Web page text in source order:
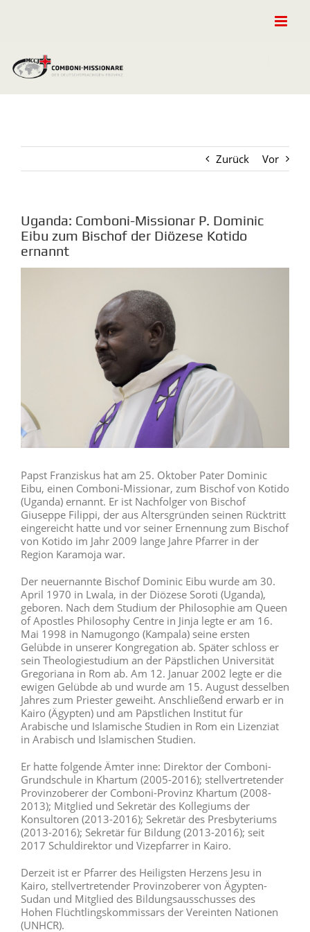
Zurück Vor
Uganda: Comboni-Missionar P. Dominic
Eibu zum Bischof der Diözese Kotido
ernannt
Papst Franziskus hat am 25. Oktober Pater Dominic
Eibu, einen Comboni-Missionar, zum Bischof von Kotido
(Uganda) ernannt. Er ist Nachfolger von Bischof
Giuseppe Filippi, der aus Altersgründen seinen Rücktritt
eingereicht hatte und vor seiner Ernennung zum Bischof
von Kotido im Jahr 2009 lange Jahre Pfarrer in der
Region Karamoja war.
Der neuernannte Bischof Dominic Eibu wurde am 30.
April 1970 in Lwala, in der Diözese Soroti (Uganda),
geboren. Nach dem Studium der Philosophie am Queen
of Apostles Philosophy Centre in Jinja legte er am 16.
Mai 1998 in Namugongo (Kampala) seine ersten
Gelübde in unserer Kongregation ab. Später schloss er
sein Theologiestudium an der Päpstlichen Universität
Gregoriana in Rom ab. Am 12. Januar 2002 legte er die
ewigen Gelübde ab und wurde am 15. August desselben
Jahres zum Priester geweiht. Anschließend erwarb er in
Kairo (Ägypten) und am Päpstlichen Institut für
Arabische und Islamische Studien in Rom ein Lizenziat
in Arabisch und Islamischen Studien.
Er hatte folgende Ämter inne: Direktor der Comboni-
Grundschule in Khartum (2005-2016); stellvertretender
Provinzoberer der Comboni-Provinz Khartum (2008-
2013); Mitglied und Sekretär des Kollegiums der
Konsultoren (2013-2016); Sekretär des Presbyteriums
(2013-2016); Sekretär für Bildung (2013-2016); seit
2017 Schuldirektor und Vizepfarrer in Kairo.
Derzeit ist er Pfarrer des Heiligsten Herzens Jesu in
Kairo, stellvertretender Provinzoberer von Ägypten-
Sudan und Mitglied des Bildungsausschusses des
Hohen Flüchtlingskommissars der Vereinten Nationen
(UNHCR).